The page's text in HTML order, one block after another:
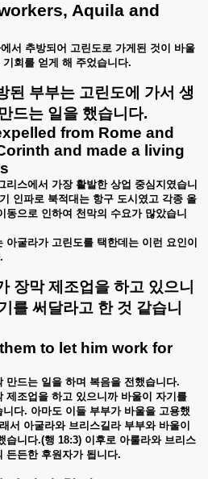
Aquila and
서 추방되어 고린도로 가게된 것이
바울
기회를 얻게 해 주었습니다.
된 부부는 고린도에 가서 생
만드는 일을 했습니다.
from Rome and
and made a living
리스에서 가장 활발한 상업 중심지였습니
인파로 북적대는 항구 도시였고 각종 올
동으로 인하여 천막의 수요가 많았습니
아굴라가 고린도를 택한데는 이런 요인이
.
장막 제조업을 하고 있으니
를 써달라고 한 것 같습니
to let him work for
만드는 일을 하며 복음을 전했습니다.
제조업을 하고 있으니까 바울이 자기를
니다. 아마도 이들 부부가 바울을 고용했
서 아굴라와 브리스길라 부부와 바울이
습니다.(행 18:3) 이후로 아룰라와 브리스
든든한 후원자가 됩니다.